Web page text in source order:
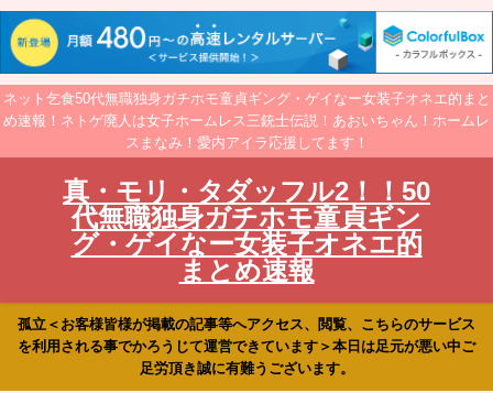
ネット乞食50代無職独身ガチホモ童貞ギング・ゲイなー女装子オネエ的まと
め速報！ネトゲ廃人は女子ホームレス三銃士伝説！あおいちゃん！ホームレ
スまなみ！愛内アイラ応援してます！
真・モリ・タダッフル2！！50
代無職独身ガチホモ童貞ギン
グ・ゲイなー女装子オネエ的
まとめ速報
孤立＜お客様皆様が掲載の記事等へアクセス、閲覧、こちらのサービス
を利用される事でかろうじて運営できています＞本日は足元が悪い中ご
足労頂き誠に有難うございます。